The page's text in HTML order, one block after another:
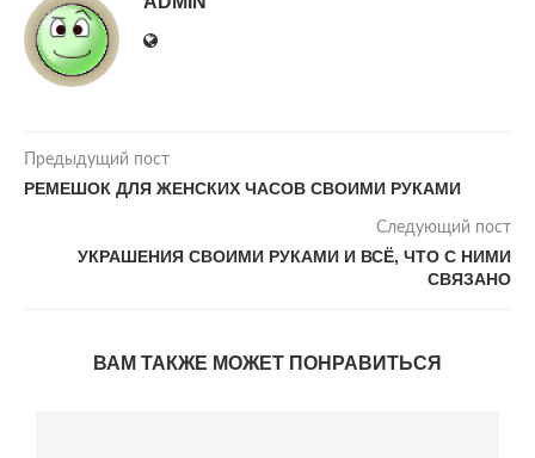
Предыдущий пост
РЕМЕШОК ДЛЯ ЖЕНСКИХ ЧАСОВ СВОИМИ РУКАМИ
Следующий пост
УКРАШЕНИЯ СВОИМИ РУКАМИ И ВСЁ, ЧТО С НИМИ
СВЯЗАНО
ВАМ ТАКЖЕ МОЖЕТ ПОНРАВИТЬСЯ